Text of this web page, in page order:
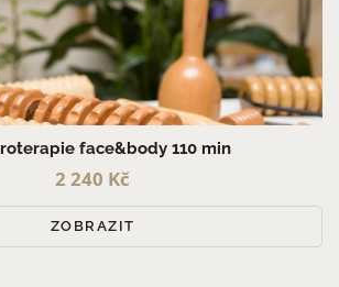
face&body 110 min
2 240 Kč
ZOBRAZIT